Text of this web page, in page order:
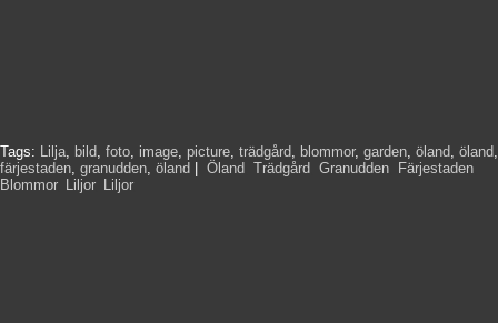
Tags: Lilja, bild, foto, image, picture, trädgård, blommor, garden, öland, öland,
färjestaden, granudden, öland Öland Trädgård Granudden Färjestaden
Blommor, Liljor, Liljor,